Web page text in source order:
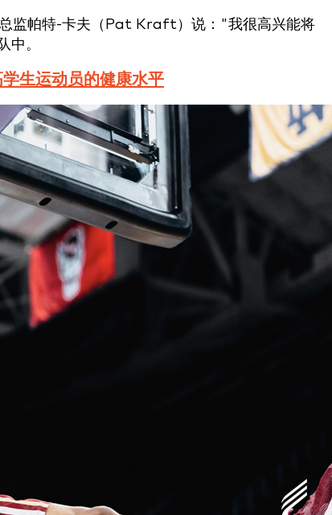
监帕特-卡夫（Pat Kraft）说："我很高兴能将
中。
生运动员的健康水平